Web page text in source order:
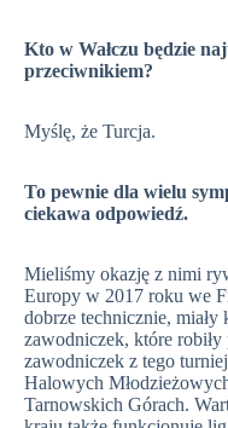
Kto w Wałczu będzie
przeciwnikiem?
Myślę, że Turcja.
To pewnie dla wielu
ciekawa odpowiedź.
Mieliśmy okazję z nimi
Europy w 2017 roku we
dobrze technicznie,
zawodniczek, które
zawodniczek z tego
Halowych
Tarnowskich Górach.